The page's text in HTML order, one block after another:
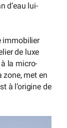
d’eau lui-
immobilier
de luxe
la micro-
met en
à l’origine de